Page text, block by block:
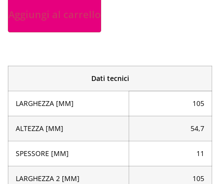
Aggiungi al carrello
Dati tecnici
LARGHEZZA [MM] 105
ALTEZZA [MM] 54,7
SPESSORE [MM] 11
LARGHEZZA 2 [MM] 105